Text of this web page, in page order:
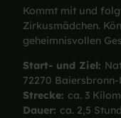
Kommt mit und
Zirkusmädchen.
geheimnisvollen
Start- und Ziel:
72270
Strecke: ca. 3
Dauer: ca. 2,5